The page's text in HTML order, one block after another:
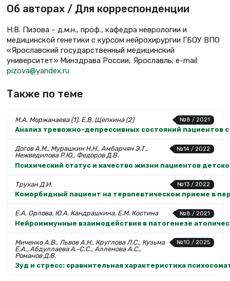
Об авторах / Для корреспонденции
Н.В. Пизова – д.м.н., проф., кафедра неврологии и
медицинской генетики с курсом нейрохирургии ГБОУ ВПО
«Ярославский государственный медицинский
университет» Минздрава России, Ярославль; e-mail:
pizova@yandex.ru
Также по теме
№8 / 2021
М.А. Моржанаева (1), Е.В. Щепкина (2)
Анализ тревожно-депрессивных состояний пациентов
№14 / 2022
Догов А.М., Мурашкин Н.Н., Амбарчян Э.Т.,
Нежведилова Р.Ю., Федоров Д.В.
Психический статус и качество жизни пациентов
№13 / 2022
Трухан Д.И.
Коморбидный пациент на терапевтическом приеме в
№8 / 2021
Е.А. Орлова, Ю.А. Кандрашкина, Е.М. Костина
Нейроиммунные взаимодействия в патогенезе
№10 / 2025
Миченко А.В., Львов А.Н., Круглова Л.С., Кузьма
Е.А., Абдуллаева А.-С.С., Алленова А.С.,
Романов Д.В.
Зуд и стресс: сравнительная характеристика